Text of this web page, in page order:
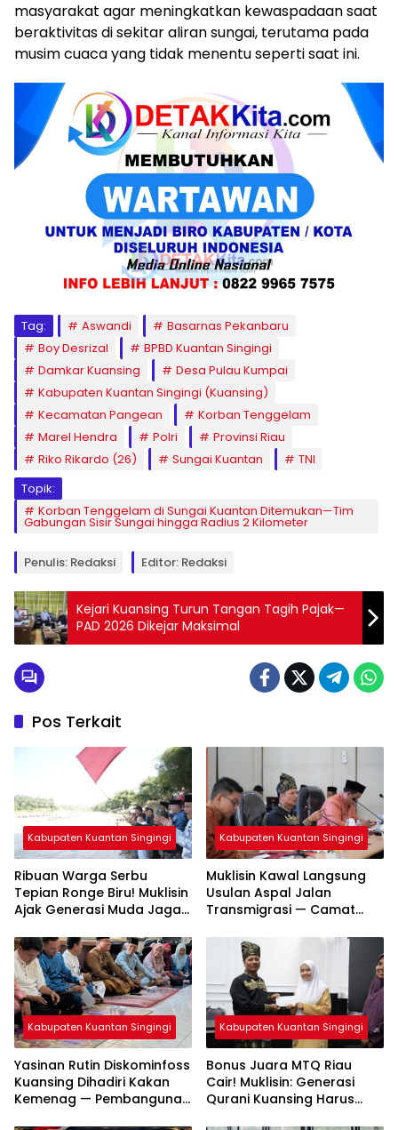
masyarakat agar meningkatkan kewaspadaan saat
beraktivitas di sekitar aliran sungai, terutama pada
musim cuaca yang tidak menentu seperti saat ini.
Tag: Aswandi
Basarnas Pekanbaru
Boy Desrizal
BPBD Kuantan Singingi
Damkar Kuansing
Desa Pulau Kumpai
Kabupaten Kuantan Singingi (Kuansing)
Kecamatan Pangean
Korban Tenggelam
Marel Hendra
Polri
Provinsi Riau
Riko Rikardo (26)
Sungai Kuantan
TNI
Topik:
Korban Tenggelam di Sungai Kuantan Ditemukan—Tim
Gabungan Sisir Sungai hingga Radius 2 Kilometer
Penulis: Redaksi Editor: Redaksi
Kejari Kuansing Turun Tangan Tagih Pajak—
PAD 2026 Dikejar Maksimal
Pos Terkait
Kabupaten Kuantan Singingi
Ribuan Warga Serbu
Tepian Ronge Biru! Muklisin
Ajak Generasi Muda Jaga
Kabupaten Kuantan Singingi
Muklisin Kawal Langsung
Usulan Aspal Jalan
Transmigrasi — Camat
Kabupaten Kuantan Singingi
Yasinan Rutin Diskominfoss
Kuansing Dihadiri Kakan
Kemenag — Pembangunan
Kabupaten Kuantan Singingi
Bonus Juara MTQ Riau
Cair! Muklisin: Generasi
Qurani Kuansing Harus